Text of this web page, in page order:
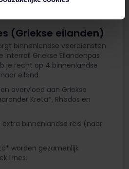
(bij Athene).
(Griekse eilanden)
binnenlandse veerdiensten
Interrail Griekse Eilandenpas
je recht op 4 binnenlandse
eiland.
overvloed aan Griekse
Kreta*, Rhodos en
extra binnenlandse reis (naar
worden gezamenlijk
Lines.